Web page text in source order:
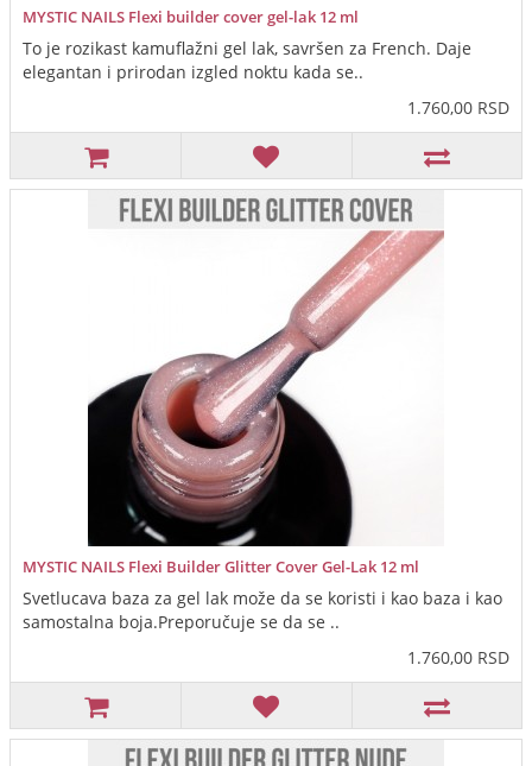
MYSTIC NAILS Flexi builder cover gel-lak 12 ml
To je rozikast kamuflažni gel lak, savršen za French. Daje
elegantan i prirodan izgled noktu kada se..
1.760,00 RSD
MYSTIC NAILS Flexi Builder Glitter Cover Gel-Lak 12 ml
Svetlucava baza za gel lak može da se koristi i kao baza i kao
samostalna boja.Preporučuje se da se ..
1.760,00 RSD